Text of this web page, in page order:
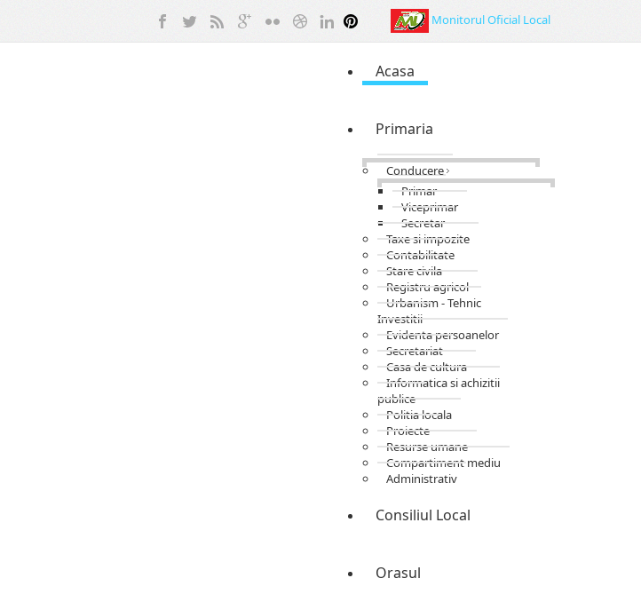
Monitorul Oficial Local
Acasa
Primaria
Conducere
Primar
Viceprimar
Secretar
Taxe si impozite
Contabilitate
Stare civila
Registru agricol
Urbanism - Tehnic
Investitii
Evidenta persoanelor
Secretariat
Casa de cultura
Informatica si achizitii
publice
Politia locala
Proiecte
Resurse umane
Compartiment mediu
Administrativ
Consiliul Local
Orasul